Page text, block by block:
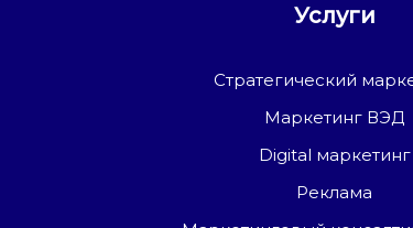
Услуги
Стратегический
Маркетинг ВЭД
Digital маркетинг
Реклама